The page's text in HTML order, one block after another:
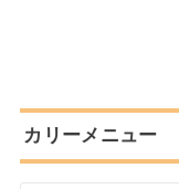
カリーメニュー